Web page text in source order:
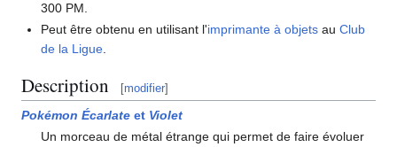
300 PM.
Peut être obtenu en utilisant l'imprimante à objets auClub
de la Ligue
Description [modifier]
Pokémon Écarlate et Violet
Un morceau de métal étrange qui permet de faire évoluer